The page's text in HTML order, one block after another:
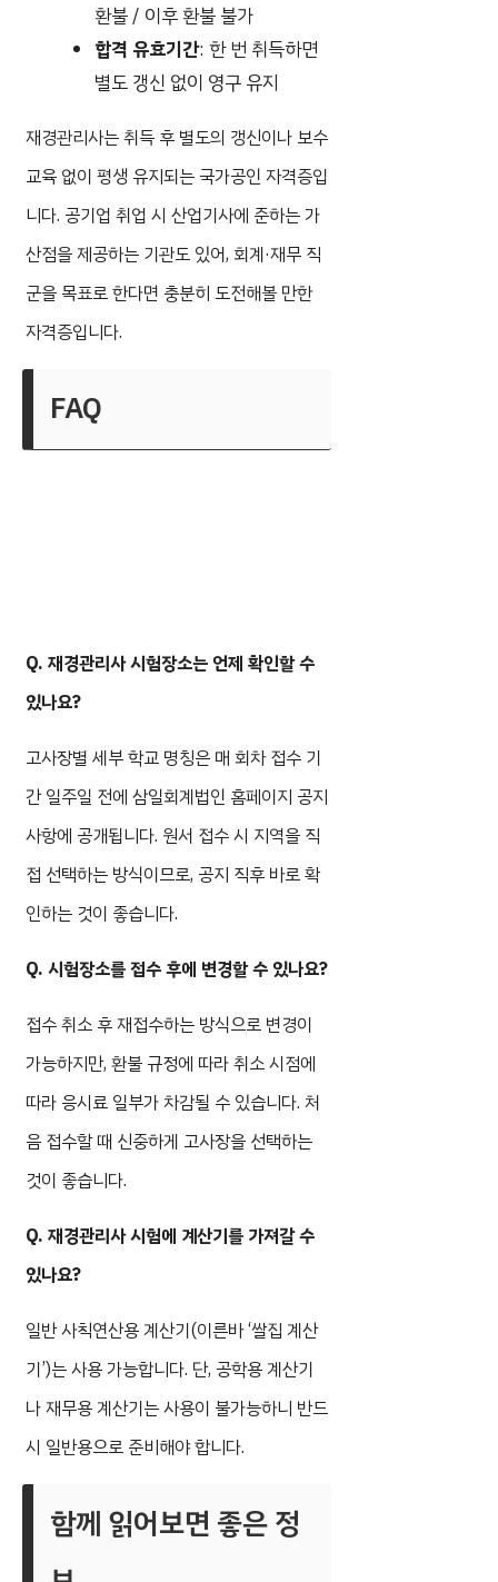
환불 / 이후 환불 불가
합격 유효기간: 한 번 취득하면
별도 갱신 없이 영구 유지
재경관리사는 취득 후 별도의 갱신이나 보수
교육 없이 평생 유지되는 국가공인 자격증입
니다. 공기업 취업 시 산업기사에 준하는 가
산점을 제공하는 기관도 있어, 회계·재무 직
군을 목표로 한다면 충분히 도전해볼 만한
자격증입니다.
FAQ
Q. 재경관리사 시험장소는 언제 확인할 수
있나요?
고사장별 세부 학교 명칭은 매 회차 접수 기
간 일주일 전에 삼일회계법인 홈페이지 공지
사항에 공개됩니다. 원서 접수 시 지역을 직
접 선택하는 방식이므로, 공지 직후 바로 확
인하는 것이 좋습니다.
Q. 시험장소를 접수 후에 변경할 수 있나요?
접수 취소 후 재접수하는 방식으로 변경이
가능하지만, 환불 규정에 따라 취소 시점에
따라 응시료 일부가 차감될 수 있습니다. 처
음 접수할 때 신중하게 고사장을 선택하는
것이 좋습니다.
Q. 재경관리사 시험에 계산기를 가져갈 수
있나요?
일반 사칙연산용 계산기(이른바 ‘쌀집 계산
기’)는 사용 가능합니다. 단, 공학용 계산기
나 재무용 계산기는 사용이 불가능하니 반드
시 일반용으로 준비해야 합니다.
함께 읽어보면 좋은 정